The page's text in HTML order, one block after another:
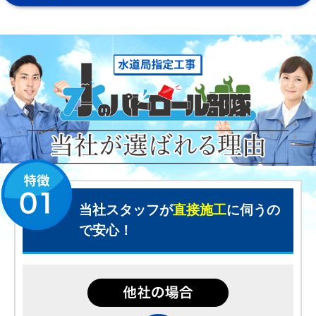
当社スタッフが直接施工に伺うの
で安心！